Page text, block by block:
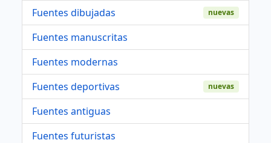
Fuentes dibujadas
nuevas
Fuentes manuscritas
Fuentes modernas
Fuentes deportivas
nuevas
Fuentes antiguas
Fuentes futuristas